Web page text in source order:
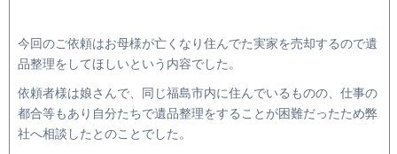
今回のご依頼はお母様が亡くなり住んでた実家を売却するので遺
品整理をしてほしいという内容でした。
依頼者様は娘さんで、同じ福島市内に住んでいるものの、仕事の
都合等もあり自分たちで遺品整理をすることが困難だったため弊
社へ相談したとのことでした。